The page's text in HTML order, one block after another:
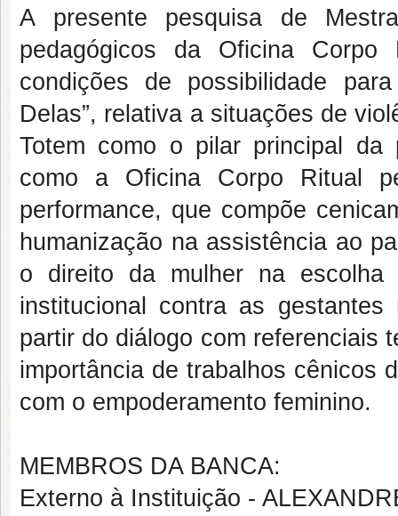
A presente pesquisa de
pedagógicos da Oficina
condições de possibilidade
Delas”, relativa a situações de
Totem como o pilar principal da
como a Oficina Corpo Ritual
performance, que compõe
humanização na assistência ao
o direito da mulher na
institucional contra as
partir do diálogo com referenciais
importância de trabalhos cênicos
com o empoderamento feminino.
MEMBROS DA BANCA:
Externo à Instituição -